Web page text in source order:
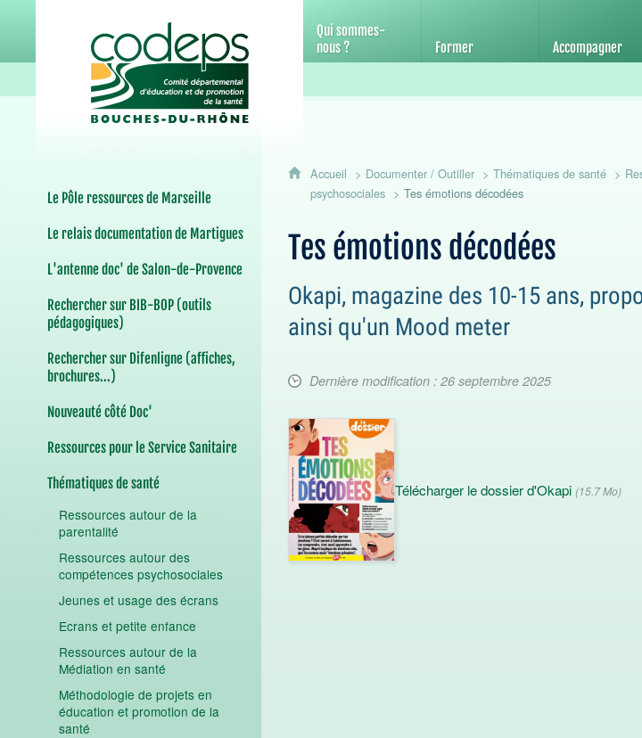
Qui sommes-
nous ?
Former Accompagner
Le Pôle ressources de Marseille
Le relais documentation de Martigues
L'antenne doc' de Salon-de-Provence
Rechercher sur BIB-BOP (outils
pédagogiques)
Rechercher sur Difenligne (affiches,
brochures...)
Nouveauté côté Doc'
Ressources pour le Service Sanitaire
Thématiques de santé
Ressources autour de la
parentalité
Ressources autour des
compétences psychosociales
Jeunes et usage des écrans
Ecrans et petite enfance
Ressources autour de la
Médiation en santé
Méthodologie de projets en
éducation et promotion de la
santé
Accueil Documenter / Outiller Thématiques de santé
psychosociales
Tes émotions décodées
Tes émotions décodées
Okapi, magazine des 10-15 ans,
ainsi qu'un Mood meter
Dernière modification : 26 septembre 2025
Télécharger le dossier d'Okapi (15.7 Mo)